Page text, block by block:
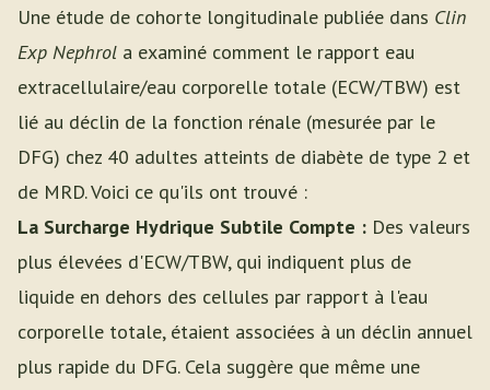
Une étude de cohorte longitudinale publiée dans Clin
Exp Nephrol a examiné comment le rapport eau
extracellulaire/eau corporelle totale (ECW/TBW) est
lié au déclin de la fonction rénale (mesurée par le
DFG) chez 40 adultes atteints de diabète de type 2 et
de MRD. Voici ce qu'ils ont trouvé :
La Surcharge Hydrique Subtile Compte : Des valeurs
plus élevées d'ECW/TBW, qui indiquent plus de
liquide en dehors des cellules par rapport à l'eau
corporelle totale, étaient associées à un déclin annuel
plus rapide du DFG. Cela suggère que même une